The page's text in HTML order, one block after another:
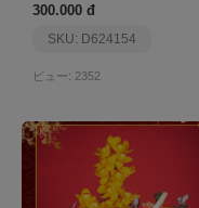
300.000 đ
SKU: D624154
ビュー: 2352